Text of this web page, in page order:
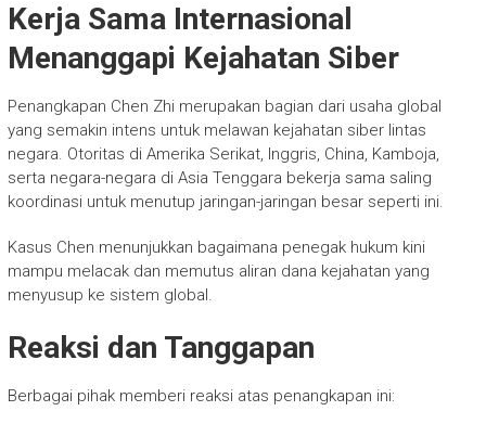
Kerja Sama Internasional
Menanggapi Kejahatan Siber
Penangkapan Chen Zhi merupakan bagian dari usaha global
yang semakin intens untuk melawan kejahatan siber lintas
negara. Otoritas di Amerika Serikat, Inggris, China, Kamboja,
serta negara-negara di Asia Tenggara bekerja sama saling
koordinasi untuk menutup jaringan-jaringan besar seperti ini.
Kasus Chen menunjukkan bagaimana penegak hukum kini
mampu melacak dan memutus aliran dana kejahatan yang
menyusup ke sistem global.
Reaksi dan Tanggapan
Berbagai pihak memberi reaksi atas penangkapan ini: